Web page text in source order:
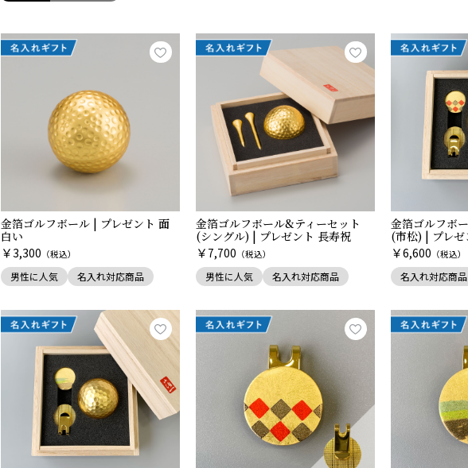
金箔ゴルフボール | プレゼント 面
白い
￥3,300 （税込）
男性に人気 名入れ対応商品
金箔ゴルフボール&ティーセット
(シングル) | プレゼント 長寿祝
￥ 7,700 （税込）
男性に人気 名入れ対応商品
金箔ゴルフボ
(市松) | プレ
￥6,600 （税込）
名入れ対応商品